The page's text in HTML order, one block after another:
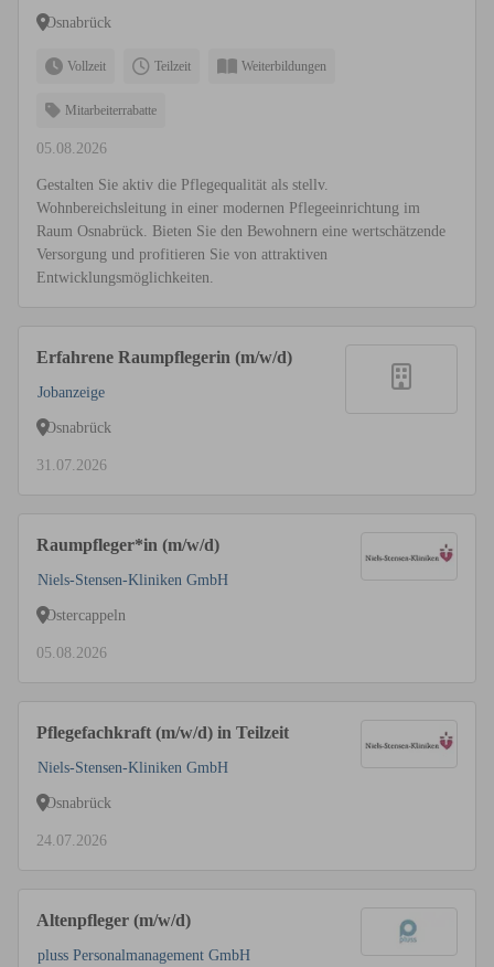
Osnabrück
Vollzeit Teilzeit Weiterbildungen
Mitarbeiterrabatte
05.08.2026
Gestalten Sie aktiv die Pflegequalität als stellv.
Wohnbereichsleitung in einer modernen Pflegeeinrichtung im
Raum Osnabrück. Bieten Sie den Bewohnern eine wertschätzende
Versorgung und profitieren Sie von attraktiven
Entwicklungsmöglichkeiten.
Erfahrene Raumpflegerin (m/w/d)
Jobanzeige
Osnabrück
31.07.2026
Raumpfleger*in (m/w/d)
Niels-Stensen-Kliniken GmbH
Ostercappeln
05.08.2026
Pflegefachkraft (m/w/d) in Teilzeit
Niels-Stensen-Kliniken GmbH
Osnabrück
24.07.2026
Altenpfleger (m/w/d)
pluss Personalmanagement GmbH